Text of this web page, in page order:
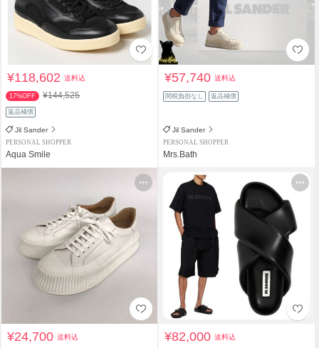
¥118,602送料込
17%OFF ¥144,525
返品補償
Jil Sander
PERSONAL SHOPPER
Aqua Smile
¥57,740送料込
関税負担なし 返品補償
Jil Sander
PERSONAL SHOPPER
Mrs.Bath
¥24,700送料込 ¥82,000送料込